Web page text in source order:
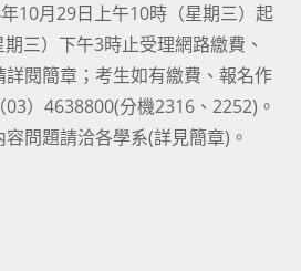
10月29日上午10時（星期三）起
三）下午3時止受理網路繳費、
閱簡章；考生如有繳費、報名作
）4638800(分機2316、2252)。
問題請洽各學系(詳見簡章)。